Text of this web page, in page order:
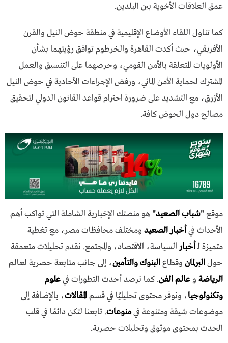
عمق العلاقات الأخوية بين البلدين.
كما تناول اللقاء الأوضاع الإقليمية في منطقة حوض النيل والقرن
الأفريقي، حيث أكدت القاهرة والخرطوم توافق رؤيتهما بشأن
الأولويات المتعلقة بالأمن القومي، وحرصهما على التنسيق والعمل
المشترك لحماية الأمن المائي، ورفض الإجراءات الأحادية في حوض النيل
الأزرق، مع التشديد على ضرورة احترام قواعد القانون الدولي لتحقيق
مصالح دول الحوض كافة.
موقع"شباب الصعيد" هو منصتك الإخبارية الشاملة التي تواكب أهم
الأحداث فيأخبار الصعيد ومختلف محافظات مصر، مع تغطية
متميزة لـأخبارالسياسة، الاقتصاد، والمجتمع. نقدم تحليلات متعمقة
حولالبرلمان وقطاعالبنوك والتأمين، إلى جانب متابعة حصرية لعالم
الرياضة و عالم الفن. كما نرصد أحدث التطورات فيعلوم
وتكنولوجيا، ونوفر محتوى تحليليًا في قسمالمقالات، بالإضافة إلى
موضوعات شيقة ومتنوعة فيمنوعات. تابعنا لتكن دائمًا في قلب
الحدث بمحتوى موثوق وتحليلات حصرية.